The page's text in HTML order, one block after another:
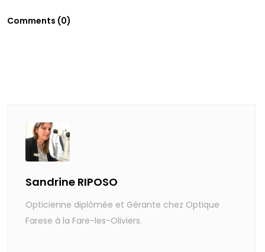
Comments (0)
Sandrine RIPOSO
Opticienne diplômée et Gérante chez Optique
Farese à la Fare-les-Oliviers.